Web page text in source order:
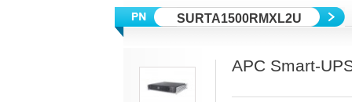
SURTA1500RMXL2U
APC Smart-